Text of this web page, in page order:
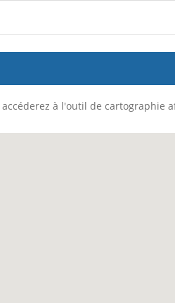
accéderez à l'outil de